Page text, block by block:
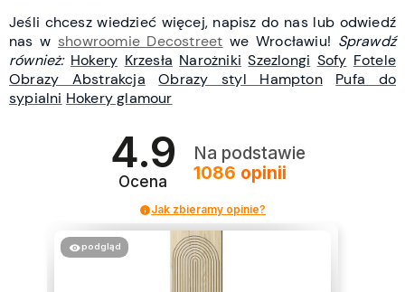
Jeśli chcesz wiedzieć więcej, napisz do nas lub odwiedź
nas w showroomie Decostreet we Wrocławiu! Sprawdź
również: Hokery Krzesła Narożniki Szezlongi Sofy Fotele
Obrazy Abstrakcja
Obrazy styl Hampton
Pufa do
sypialni Hokery glamour
4.9
Ocena
Na podstawie
1086 opinii
Jak zbieramy opinie?
podgląd